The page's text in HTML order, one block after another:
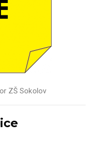
ZŠ Sokolov